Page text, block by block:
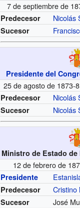
7 de septiembre de
Predecesor Nicolás
Sucesor
Presidente del
25 de agosto de 1873-
Predecesor Nicolás
Sucesor Nicolás
Ministro de Estado
12 de febrero de
Presidente
Predecesor Cristino
Sucesor José